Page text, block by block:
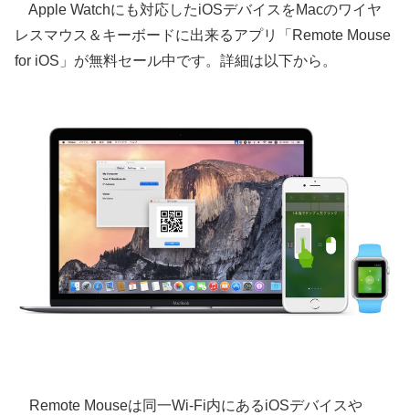
Apple Watchにも対応したiOSデバイスをMacのワイヤ
レスマウス＆キーボードに出来るアプリ「Remote Mouse
for iOS」が無料セール中です。詳細は以下から。
Remote Mouseは同一Wi-Fi内にあるiOSデバイスや